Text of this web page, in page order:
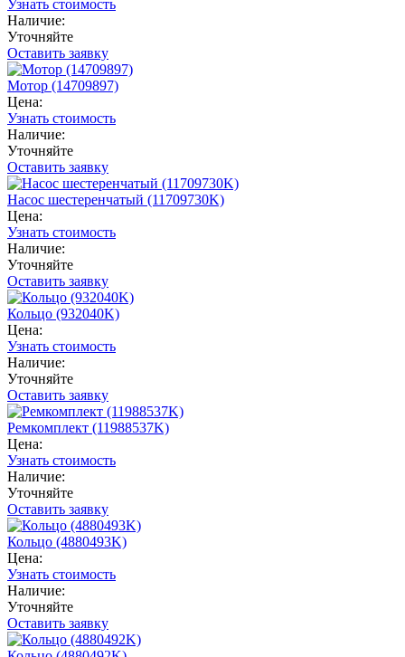
Узнать стоимость
Наличие:
Уточняйте
Оставить заявку
Мотор (14709897)
Цена:
Узнать стоимость
Наличие:
Уточняйте
Оставить заявку
Насос шестеренчатый (11709730K)
Цена:
Узнать стоимость
Наличие:
Уточняйте
Оставить заявку
Кольцо (932040K)
Цена:
Узнать стоимость
Наличие:
Уточняйте
Оставить заявку
Ремкомплект (11988537K)
Цена:
Узнать стоимость
Наличие:
Уточняйте
Оставить заявку
Кольцо (4880493K)
Цена:
Узнать стоимость
Наличие:
Уточняйте
Оставить заявку